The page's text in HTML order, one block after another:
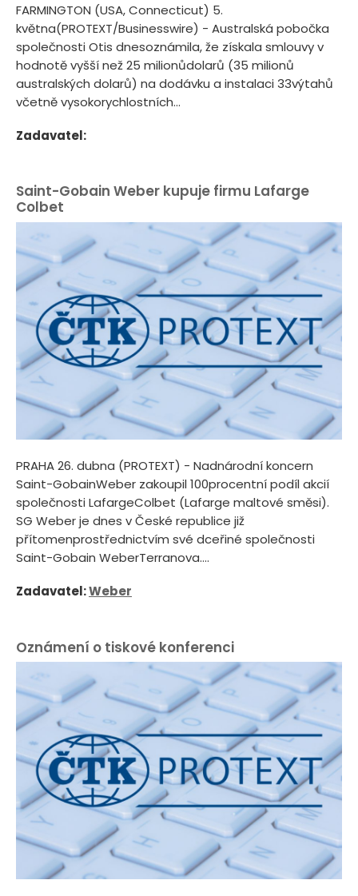
FARMINGTON (USA, Connecticut) 5.
května(PROTEXT/Businesswire) - Australská pobočka
společnosti Otis dnesoznámila, že získala smlouvy v
hodnotě vyšší než 25 milionůdolarů (35 milionů
australských dolarů) na dodávku a instalaci 33výtahů
včetně vysokorychlostních...
Zadavatel:
Saint-Gobain Weber kupuje firmu Lafarge
Colbet
PRAHA 26. dubna (PROTEXT) - Nadnárodní koncern
Saint-GobainWeber zakoupil 100procentní podíl akcií
společnosti LafargeColbet (Lafarge maltové směsi).
SG Weber je dnes v České republice již
přítomenprostřednictvím své dceřiné společnosti
Saint-Gobain WeberTerranova....
Zadavatel:Weber
Oznámení o tiskové konferenci